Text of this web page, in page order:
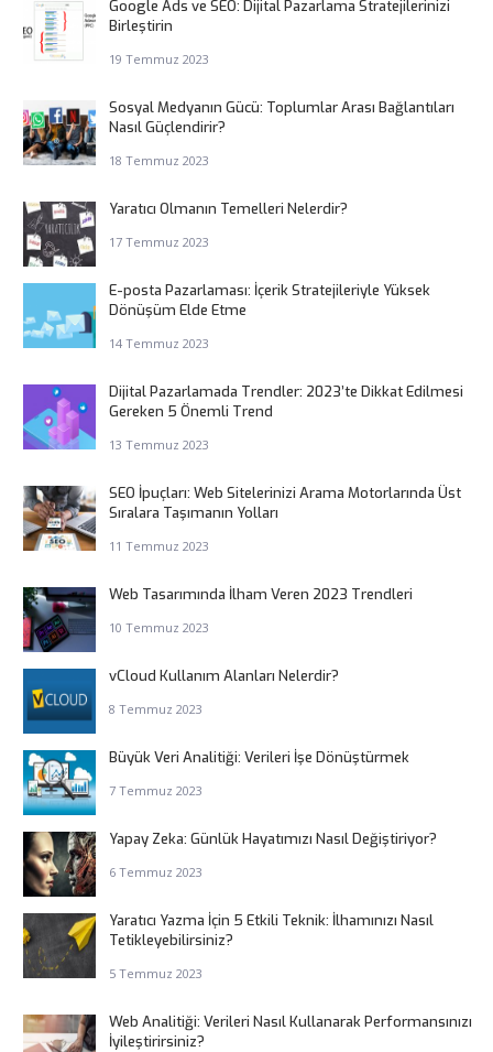
Google Ads ve SEO: Dijital Pazarlama Stratejilerinizi
Birleştirin
19 Temmuz 2023
Sosyal Medyanın Gücü: Toplumlar Arası Bağlantıları
Nasıl Güçlendirir?
18 Temmuz 2023
Yaratıcı Olmanın Temelleri Nelerdir?
17 Temmuz 2023
E-posta Pazarlaması: İçerik Stratejileriyle Yüksek
Dönüşüm Elde Etme
14 Temmuz 2023
Dijital Pazarlamada Trendler: 2023’te Dikkat Edilmesi
Gereken 5 Önemli Trend
13 Temmuz 2023
SEO İpuçları: Web Sitelerinizi Arama Motorlarında Üst
Sıralara Taşımanın Yolları
11 Temmuz 2023
Web Tasarımında İlham Veren 2023 Trendleri
10 Temmuz 2023
vCloud Kullanım Alanları Nelerdir?
8 Temmuz 2023
Büyük Veri Analitiği: Verileri İşe Dönüştürmek
7 Temmuz 2023
Yapay Zeka: Günlük Hayatımızı Nasıl Değiştiriyor?
6 Temmuz 2023
Yaratıcı Yazma İçin 5 Etkili Teknik: İlhamınızı Nasıl
Tetikleyebilirsiniz?
5 Temmuz 2023
Web Analitiği: Verileri Nasıl Kullanarak Performansınızı
İyileştirirsiniz?